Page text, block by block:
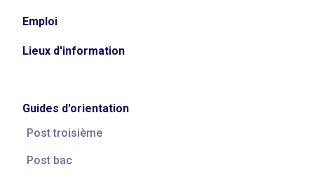
Emploi
Lieux d'information
Guides d'orientation
Post troisième
Post bac